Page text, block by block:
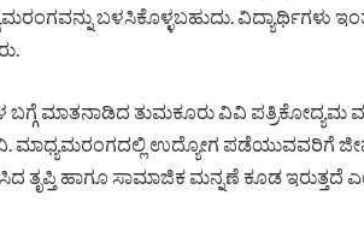
ಬಳಸಿಕೊಳ್ಳಬಹುದು. ವಿದ್ಯಾರ್ಥಿಗಳು
ಮಾತನಾಡಿದ ತುಮಕೂರು ವಿವಿ ಪತ್ರಿಕೋದ್ಯಮ
ಮಾಧ್ಯಮರಂಗದಲ್ಲಿ ಉದ್ಯೋಗ ಪಡೆಯುವವರಿಗೆ
ಹಾಗೂ ಸಾಮಾಜಿಕ ಮನ್ನಣೆ ಕೂಡ ಇರುತ್ತದೆ